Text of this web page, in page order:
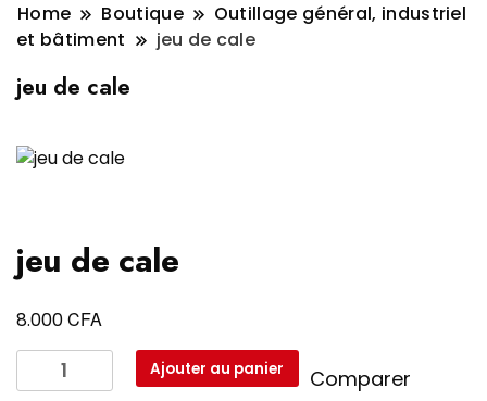
Home Boutique
Outillage général, industriel
et bâtiment
jeu de cale
jeu de cale
jeu de cale
8.000CFA
quantité
de
Ajouter au panier Comparer